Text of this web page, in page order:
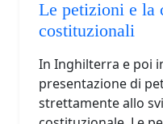
Le petizioni e la
costituzionali
In Inghilterra e poi
presentazione di
strettamente allo